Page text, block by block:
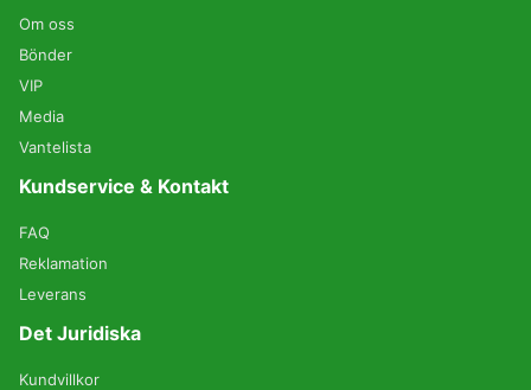
Om oss
Bönder
VIP
Media
Vantelista
Kundservice & Kontakt
FAQ
Reklamation
Leverans
Det Juridiska
Kundvillkor